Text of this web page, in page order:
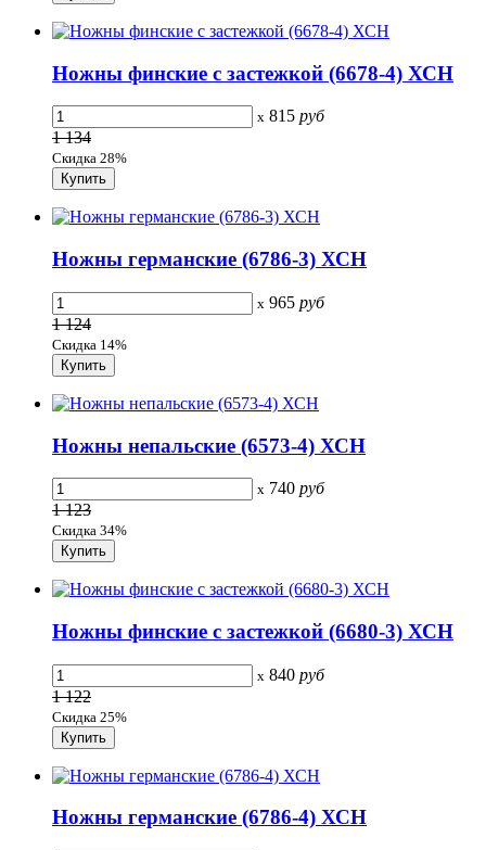
Ножны финские с застежкой (6678-4) ХСН
x 815 руб
1 134
Скидка 28%
Ножны германские (6786-3) ХСН
x 965 руб
1 124
Скидка 14%
Ножны непальские (6573-4) ХСН
x 740 руб
1 123
Скидка 34%
Ножны финские с застежкой (6680-3) ХСН
x 840 руб
1 122
Скидка 25%
Ножны германские (6786-4) ХСН